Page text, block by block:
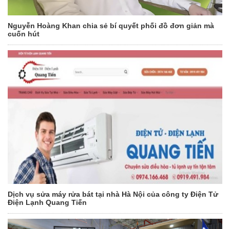
Nguyễn Hoàng Khan chia sẻ bí quyết phối đồ đơn giản mà
cuốn hút
Dịch vụ sửa máy rửa bát tại nhà Hà Nội của công ty Điện Tử
Điện Lạnh Quang Tiến